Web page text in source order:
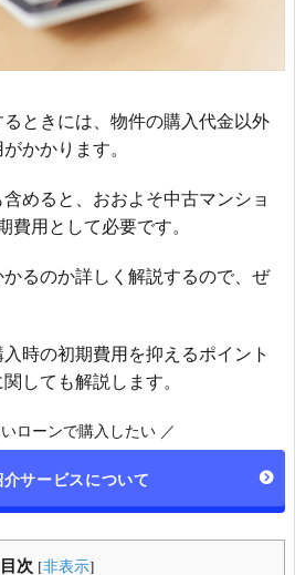
ときには、物件の購入代金以外
かかります。
めると、おおよそ中古マンショ
費用として必要です。
るのか詳しく解説するので、ぜ
時の初期費用を抑えるポイント
しても解説します。
ローンで購入したい ／
サービスについて
目次 [非表示]